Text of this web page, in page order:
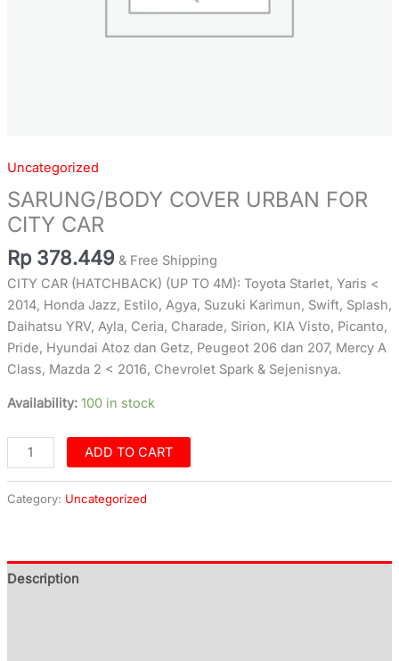
Uncategorized
SARUNG/BODY COVER URBAN FOR
CITY CAR
Rp 378.449 & Free Shipping
CITY CAR (HATCHBACK) (UP TO 4M): Toyota Starlet, Yaris <
2014, Honda Jazz, Estilo, Agya, Suzuki Karimun, Swift, Splash,
Daihatsu YRV, Ayla, Ceria, Charade, Sirion, KIA Visto, Picanto,
Pride, Hyundai Atoz dan Getz, Peugeot 206 dan 207, Mercy A
Class, Mazda 2 < 2016, Chevrolet Spark & Sejenisnya.
Availability: 100 in stock
ADD TO CART
Category: Uncategorized
Description